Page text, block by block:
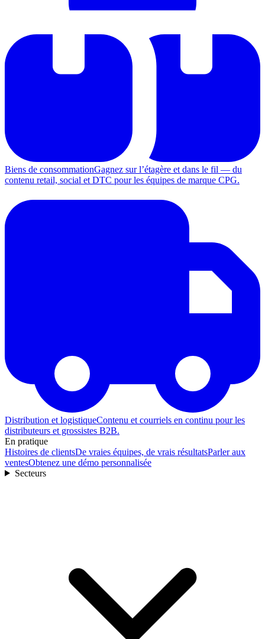
Biens de consommationGagnez sur l’étagère et dans le fil — du
contenu retail, social et DTC pour les équipes de marque CPG.
Distribution et logistiqueContenu et courriels en continu pour les
distributeurs et grossistes B2B.
En pratique
Histoires de clientsDe vraies équipes, de vrais résultatsParler aux
ventesObtenez une démo personnalisée
Secteurs